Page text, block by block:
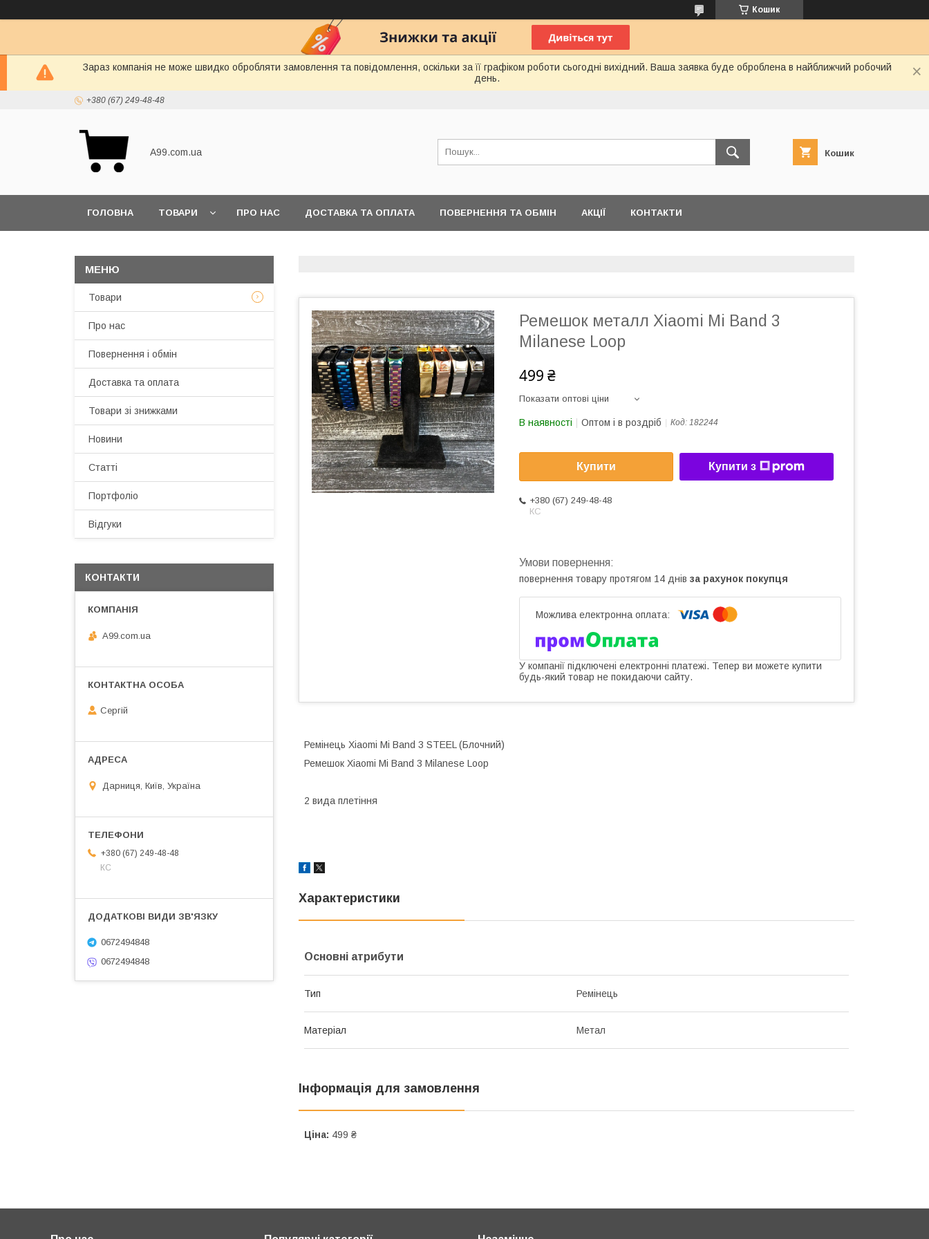
Кошик
Зараз компанія не може швидко обробляти замовлення та повідомлення, оскільки за її графіком роботи сьогодні вихідний. Ваша заявка буде оброблена в найближчий робочий
день.
+380 (67) 249-48-48
A99.com.ua Кошик
ГОЛОВНА ТОВАРИ ПРО НАС ДОСТАВКА ТА ОПЛАТА ПОВЕРНЕННЯ ТА ОБМІН АКЦІЇ КОНТАКТИ
Ремешок металл Xiaomi Mi Band 3
Milanese Loop
499 ₴
Показати оптові ціни
В наявності Оптом і в роздріб Код: 182244
Купити Купити з
+380 (67) 249-48-48
КС
повернення товару протягом 14 днів за рахунок покупця
У компанії підключені електронні платежі. Тепер ви можете купити
будь-який товар не покидаючи сайту.
Ремінець Xiaomi Mi Band 3 STEEL (Блочний)
Ремешок Xiaomi Mi Band 3 Milanese Loop
2 вида плетіння
Характеристики
Основні атрибути
Тип Ремінець
Матеріал Метал
Інформація для замовлення
Ціна: 499 ₴
Товари
Про нас
Повернення і обмін
Доставка та оплата
Товари зі знижками
Новини
Статті
Портфоліо
Відгуки
КОНТАКТИ
A99.com.ua
Сергій
Дарниця, Київ, Україна
+380 (67) 249-48-48
КС
0672494848
0672494848